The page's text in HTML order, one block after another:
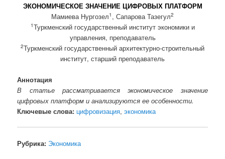
ЭКОНОМИЧЕСКОЕ ЗНАЧЕНИЕ ЦИФРОВЫХ ПЛАТФОРМ
Мамиева Нургозел1 , Сапарова Тазегул2
1Туркменский государственный институт экономики и
управления, преподаватель
2Туркменский государственный архитектурно-строительный
институт, старший преподаватель
Аннотация
В статье рассматривается экономическое значение
цифровых платформ и анализируются ее особенности.
Ключевые слова: цифровизация,экономика
Рубрика: Экономика